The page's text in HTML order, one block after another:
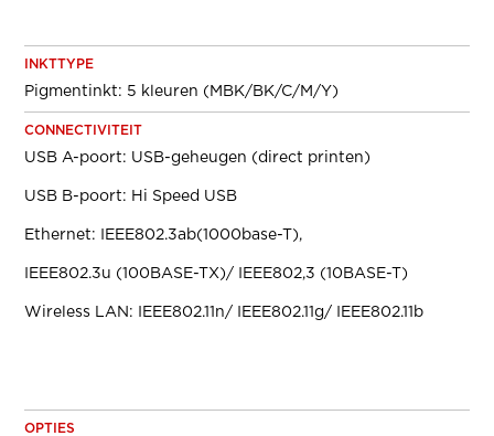
INKTTYPE
Pigmentinkt: 5 kleuren (MBK/BK/C/M/Y)
CONNECTIVITEIT
USB A-poort: USB-geheugen (direct printen)
USB B-poort: Hi Speed USB
Ethernet: IEEE802.3ab(1000base-T),
IEEE802.3u (100BASE-TX)/ IEEE802,3 (10BASE-T)
Wireless LAN: IEEE802.11n/ IEEE802.11g/ IEEE802.11b
OPTIES